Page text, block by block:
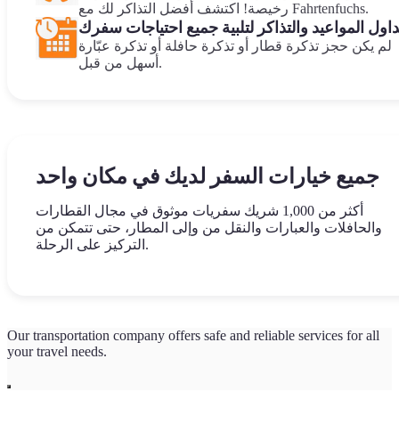
رخيصة! اكتشف أفضل التذاكر لك مع Fahrtenfuchs.
المواعيد والتذاكر لتلبية جميع احتياجات سفرك
لم يكن حجز تذكرة قطار أو تذكرة حافلة أو تذكرة عبّارة
أسهل من قبل.
جميع خيارات السفر لديك في مكان واحد
أكثر من 1,000 شريك سفريات موثوق في مجال القطارات
والحافلات والعبارات والنقل من وإلى المطار، حتى تتمكن من
التركيز على الرحلة.
Our transportation company offers safe and reliable services for all
your travel needs.